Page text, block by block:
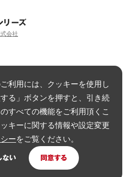
リーズ
会社
会社
Premium EcoLoop Series
トインナー
利用には、クッキーを使用し
る」ボタンを押すと、引き続
すべての機能をご利用頂くこ
キーに関する情報や設定変更
ーをご覧ください。
ない 同意する